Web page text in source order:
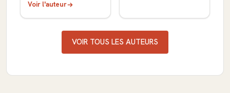
Voir l'auteur
VOIR TOUS LES AUTEURS